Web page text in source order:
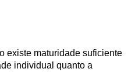
existe maturidade suficiente
individual quanto a